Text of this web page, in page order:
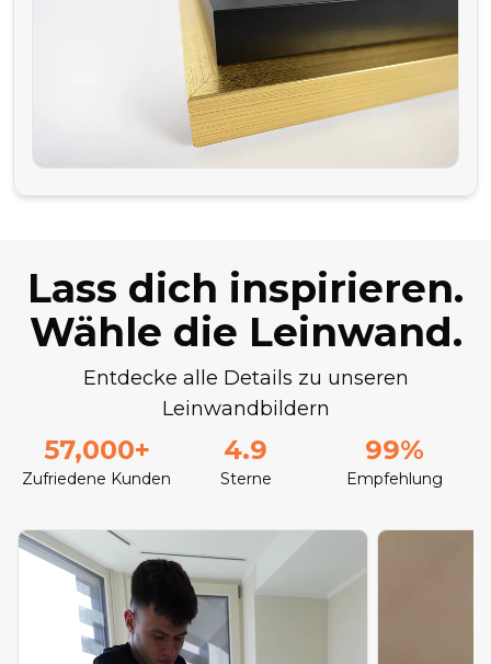
Lass dich inspirieren.
Wähle die Leinwand.
Entdecke alle Details zu unseren
Leinwandbildern
57,000+ 4.9 99%
Zufriedene Kunden Sterne Empfehlung